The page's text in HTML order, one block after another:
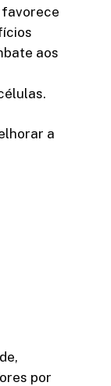
favorece
aos
a
por